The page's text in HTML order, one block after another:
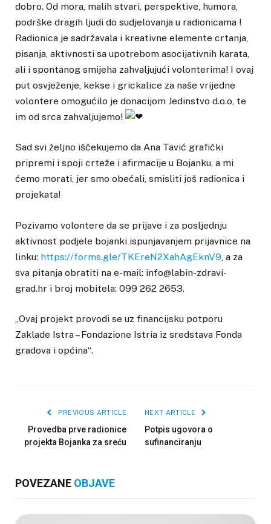
dobro. Od mora, malih stvari, perspektive, humora,
podrške dragih ljudi do sudjelovanja u radionicama !
Radionica je sadržavala i kreativne elemente crtanja,
pisanja, aktivnosti sa upotrebom asocijativnih karata,
ali i spontanog smijeha zahvaljujući volonterima! I ovaj
put osvježenje, kekse i grickalice za naše vrijedne
volontere omogućilo je donacijom Jedinstvo d.o.o, te
im od srca zahvaljujemo!
Sad svi željno iščekujemo da Ana Tavić grafički
pripremi i spoji crteže i afirmacije u Bojanku, a mi
ćemo morati, jer smo obećali, smisliti još radionica i
projekata!
Pozivamo volontere da se prijave i za posljednju
aktivnost podjele bojanki ispunjavanjem prijavnice na
linku: https://forms.gle/TKEreN2XahAgEknV9 , a za
sva pitanja obratiti na e-mail: info@labin-zdravi-
grad.hr i broj mobitela: 099 262 2653.
„Ovaj projekt provodi se uz financijsku potporu
Zaklade Istra – Fondazione Istria iz sredstava Fonda
gradova i općina“.
PREVIOUS ARTICLE
Provedba prve radionice
projekta Bojanka za sreću
NEXT ARTICLE
Potpis ugovora o
sufinanciranju
POVEZANE OBJAVE